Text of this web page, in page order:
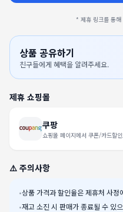
* 제휴 링크를 통해
상품 공유하기
친구들에게 혜택을 알려주세요.
제휴 쇼핑몰
쿠팡
쇼핑몰 페이지에서 쿠폰/카드할
⚠️ 주의사항
•상품 가격과 할인율은 제휴처 사정
•재고 소진 시 판매가 종료될 수 있